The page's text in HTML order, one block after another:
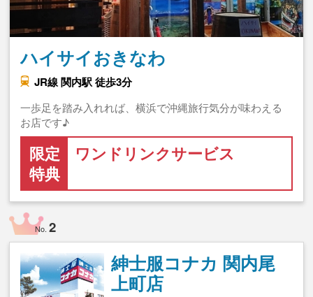
ハイサイおきなわ
JR線 関内駅 徒歩3分
一歩足を踏み入れれば、横浜で沖縄旅行気分が味わえる
お店です♪
限定
特典
ワンドリンクサービス
No.2
紳士服コナカ 関内尾
上町店